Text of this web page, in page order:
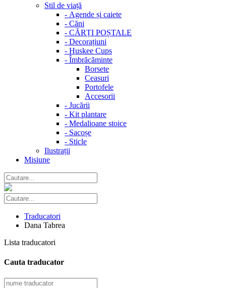
Stil de viață
- Agende și caiete
- Căni
- CĂRȚI POȘTALE
- Decorațiuni
- Huskee Cups
- Îmbrăcăminte
Borsete
Ceasuri
Portofele
Accesorii
- Jucării
- Kit plantare
- Medalioane stoice
- Sacoșe
- Sticle
Ilustrații
Misiune
Traducatori
Dana Tabrea
Lista traducatori
Cauta traducator